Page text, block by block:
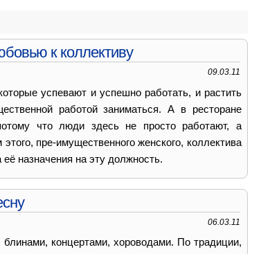
к коллективу
09.03.11
успевают и успешно работать, и растить
работой заниматься. А в ресторане
что люди здесь не просто работают, а
пре-имущественного женского, коллектива
назначения на эту должность.
06.03.11
концертами, хороводами. По традиции,